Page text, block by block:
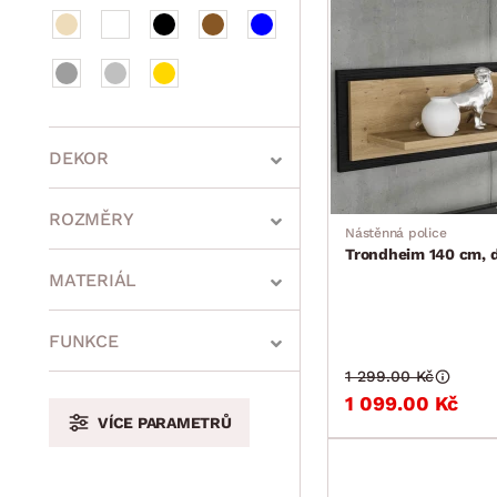
DEKOR
ROZMĚRY
min.
min. cm max.
MATERIÁL
FUNKCE
VÍCE PARAMETRŮ
Nástěnná police
Trondheim 140 cm,
1 099.00 Kč
1 299.00 Kč